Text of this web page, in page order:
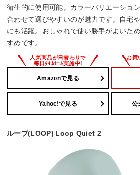
衛生的に使用可能。カラーバリエーショ
合わせて選びやすいのが魅力です。自宅
にも活躍。おしゃれで使い勝手がよいた
すめです。
Amazonで見る
Yahoo!で見る 公
ループ(LOOP) Loop Quiet 2